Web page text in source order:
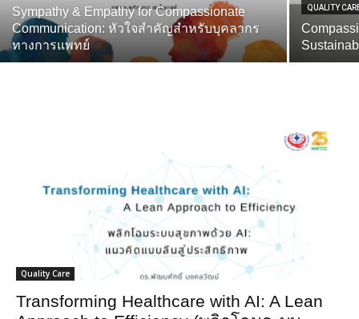
Sympathy & Empathy for Compassionate
Communication: หัวใจสำคัญสำหรับบุคลากร
ทางการแพทย์
QUALITY
Quality Care
Transforming Healthcare with AI: A Lean